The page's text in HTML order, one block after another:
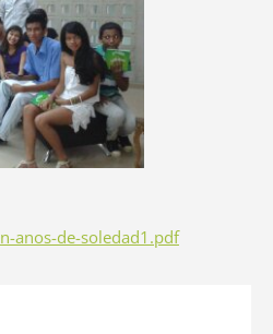
anos-de-soledad1.pdf